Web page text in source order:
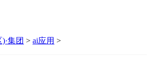
集团 > ai应用 >